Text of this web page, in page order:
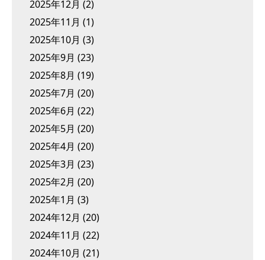
2025年12月 (2)
2025年11月 (1)
2025年10月 (3)
2025年9月 (23)
2025年8月 (19)
2025年7月 (20)
2025年6月 (22)
2025年5月 (20)
2025年4月 (20)
2025年3月 (23)
2025年2月 (20)
2025年1月 (3)
2024年12月 (20)
2024年11月 (22)
2024年10月 (21)